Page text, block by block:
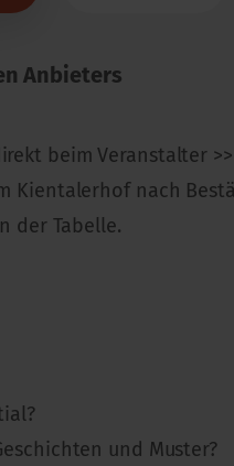
Anbieters
beim Veranstalter >>
Kientalerhof nach
der Tabelle.
und Muster?